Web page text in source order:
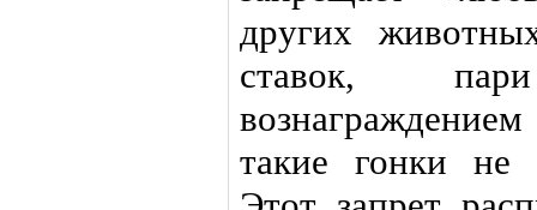
других
ставок,
такие гонки не